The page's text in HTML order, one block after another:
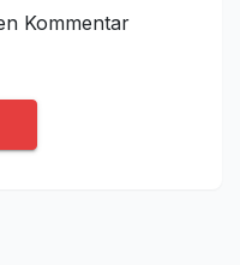
Kommentar